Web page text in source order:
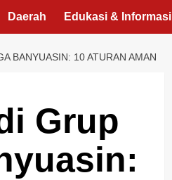
Daerah Edukasi & Informasi
BANYUASIN: 10 ATURAN AMAN
Grup